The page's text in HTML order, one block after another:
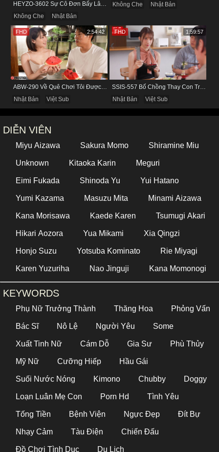
Không Che
Nhật Bản
Không Che
Nhật Bản
Nhật Bản
Việt Sub
FHD 2:54:42
SSIS-557 Bố Chồng Thay Con Trai Bị Liệt Dương Chăm Sóc Con Dâu
Nhật Bản
Việt Sub
FHD 1:59:57
DIỄN VIÊN
Miyu Aizawa Sakura Momo Shiramine Miu
Unknown Kitaoka Karin Meguri
Eimi Fukada Shinoda Yu Yui Hatano
Yumi Kazama Masuzu Mita Minami Aizawa
Kana Morisawa Kaede Karen Tsumugi Akari
Hikari Aozora Yua Mikami Xia Qingzi
Honjo Suzu Yotsuba Kominato Rie Miyagi
Karen Yuzuriha Nao Jinguji Kana Momonogi
KEYWORDS
Phụ Nữ Trưởng Thành Thăng Hoa Phỏng Vấn
Bác Sĩ Nô Lệ Người Yêu Some
Xuất Tinh Nữ Cám Dỗ Gia Sư Phù Thủy
Mỹ Nữ Cưỡng Hiếp Hầu Gái
Suối Nước Nóng Kimono Chubby Doggy
Loạn Luân Mẹ Con Porn Hd Tình Yêu
Tống Tiền Bệnh Viện Ngực Đẹp Đít Bự
Nhạy Cảm Tàu Điện Chiến Đấu
Đồ Chơi Tình Dục Du Lịch